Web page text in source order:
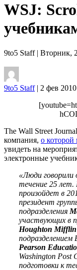
WSJ:
9to5 Staff| Вторник,
9to5 Staff| 2 фев
The Wall Street Journal
компания, о
увидеть на
электронные
«Люди говорили
течение 25
произойдет в
президент
подразделения
участвующих в
Houghton
Pearson
Washington Post
подготовки к